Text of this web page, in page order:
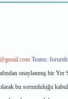
Teams:
onaylanmış bir
bu sorumluluğu